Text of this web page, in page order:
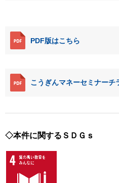
PDF版はこちら
こうぎんマネーセミナーチ
◇本件に関するＳＤＧｓ